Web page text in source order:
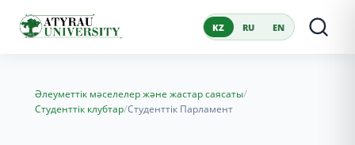
KZ RU EN
Әлеуметтік мәселелер және жастар саясаты/
Студенттік клубтар/Студенттік Парламент